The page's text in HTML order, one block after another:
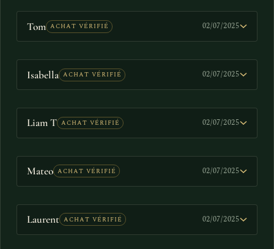
Tom ACHAT VÉRIFIÉ 02/07/2025
Isabella ACHAT VÉRIFIÉ 02/07/2025
Liam T ACHAT VÉRIFIÉ 02/07/2025
Mateo ACHAT VÉRIFIÉ 02/07/2025
Laurent ACHAT VÉRIFIÉ 02/07/2025